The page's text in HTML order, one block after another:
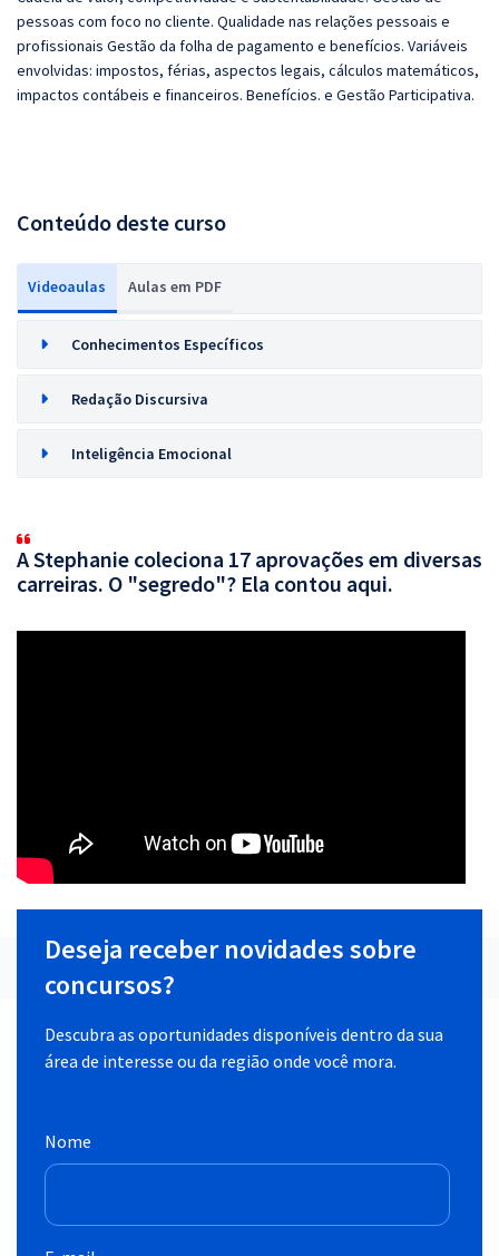
pessoas com foco no cliente. Qualidade nas relações pessoais e
profissionais Gestão da folha de pagamento e benefícios. Variáveis
envolvidas: impostos, férias, aspectos legais, cálculos matemáticos,
impactos contábeis e financeiros. Benefícios. e Gestão Participativa.
Conteúdo deste curso
Videoaulas Aulas em PDF
Conhecimentos Específicos
Redação Discursiva
Inteligência Emocional
A Stephanie coleciona 17 aprovações em diversas
carreiras. O "segredo"? Ela contou aqui.
Deseja receber novidades sobre
concursos?
Descubra as oportunidades disponíveis dentro da sua
área de interesse ou da região onde você mora.
Nome